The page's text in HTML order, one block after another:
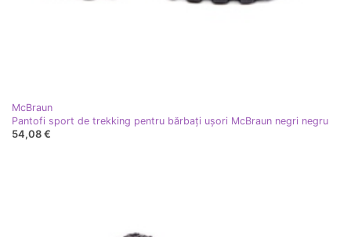
McBraun
Pantofi sport de trekking pentru bărbați ușori McBraun negri negru
54,08 €